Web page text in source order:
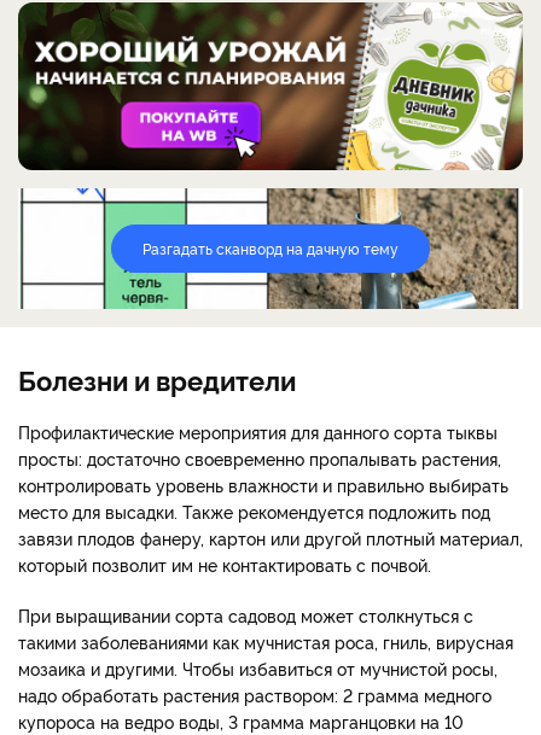
Разгадать сканворд на дачную тему
Болезни и вредители
Профилактические мероприятия для данного сорта тыквы
просты: достаточно своевременно пропалывать растения,
контролировать уровень влажности и правильно выбирать
место для высадки. Также рекомендуется подложить под
завязи плодов фанеру, картон или другой плотный материал,
который позволит им не контактировать с почвой.
При выращивании сорта садовод может столкнуться с
такими заболеваниями как мучнистая роса, гниль, вирусная
мозаика и другими. Чтобы избавиться от мучнистой росы,
надо обработать растения раствором: 2 грамма медного
купороса на ведро воды, 3 грамма марганцовки на 10